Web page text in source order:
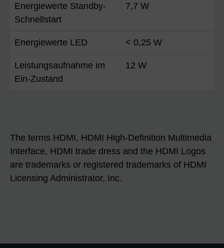
Energiewerte Standby-
Schnellstart
7,7 W
Energiewerte LED < 0,25 W
Leistungsaufnahme im
Ein-Zustand
12 W
The terms HDMI, HDMI High-Definition Multimedia
Interface, HDMI trade dress and the HDMI Logos
are trademarks or registered trademarks of HDMI
Licensing Administrator, Inc.